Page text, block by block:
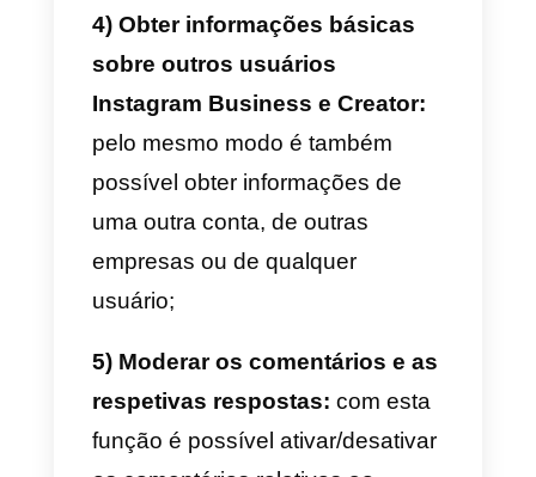
conteúdos diretamente a partir
das APIs, tendo ainda a
possibilidade de obter uma lista
de “Likes” recebidos por uma
fotografia ou vídeo. As stories
são suportadas;
2) Adquirir e gerir fotos, vídeos
ou stories publicadas:é
possível criar conteúdos com